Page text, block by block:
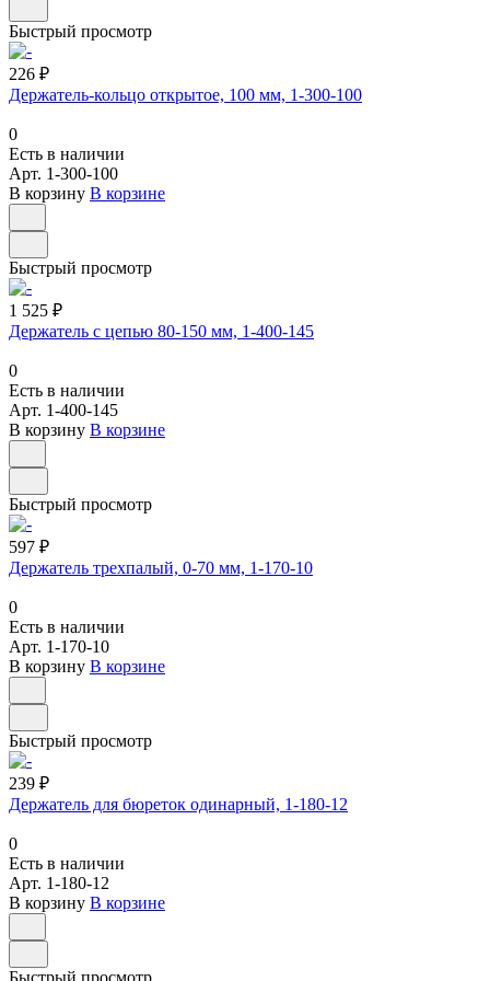
Быстрый просмотр
226 ₽
Держатель-кольцо открытое, 100 мм, 1-300-100
0
Есть в наличии
Арт. 1-300-100
В корзину В корзине
Быстрый просмотр
1 525 ₽
Держатель с цепью 80-150 мм, 1-400-145
0
Есть в наличии
Арт. 1-400-145
В корзину В корзине
Быстрый просмотр
597 ₽
Держатель трехпалый, 0-70 мм, 1-170-10
0
Есть в наличии
Арт. 1-170-10
В корзину В корзине
Быстрый просмотр
239 ₽
Держатель для бюреток одинарный, 1-180-12
0
Есть в наличии
Арт. 1-180-12
В корзину В корзине